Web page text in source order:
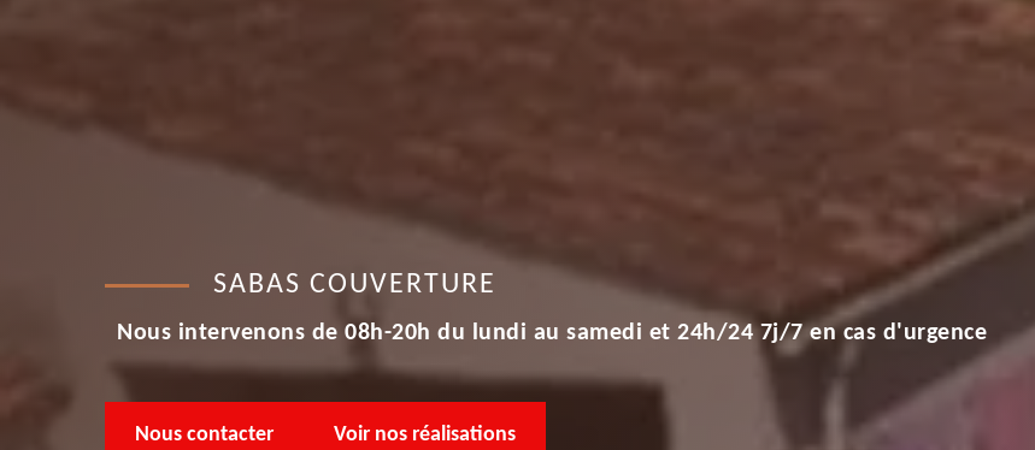
SABAS COUVERTURE
Nous intervenons de 08h-20h du lundi au samedi et 24h/24 7j/7 en cas d'urgence
Nous contacter Voir nos réalisations